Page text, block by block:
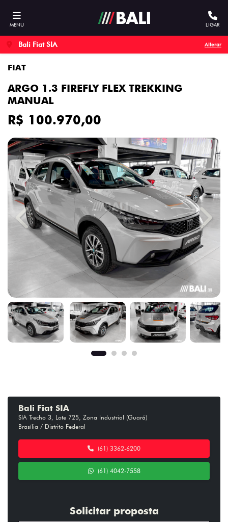
MENU LIGAR
Bali Fiat SIA Alterar
FIAT
ARGO 1.3 FIREFLY FLEX TREKKING
MANUAL
R$ 100.970,00
Previous Next
Bali Fiat SIA
SIA Trecho 3, Lote 725, Zona Industrial (Guará)
Brasília / Distrito Federal
(61) 3362-6200
(61) 4042-7558
Solicitar proposta